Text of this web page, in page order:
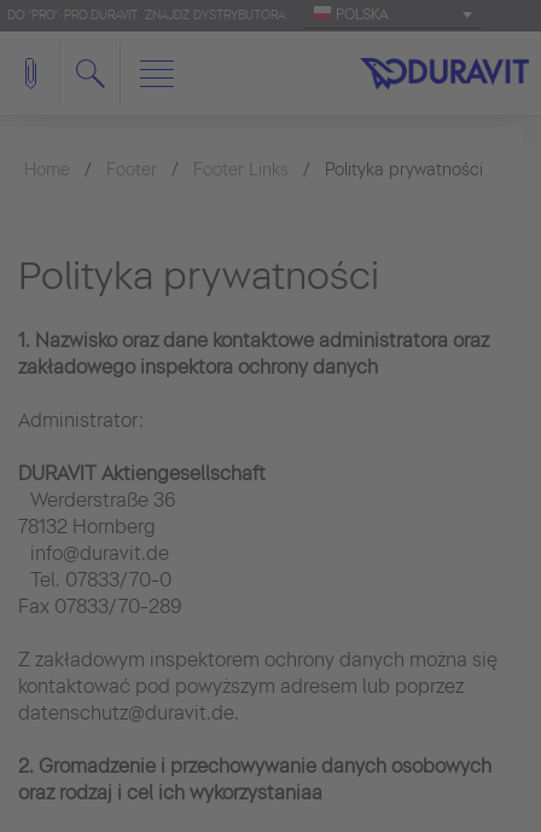
DO 'PRO': PRO.DURAVIT ZNAJDŹ DYSTRYBUTORA POLSKA
Home Footer Footer Links Polityka prywatności
Polityka prywatności
1. Nazwisko oraz dane kontaktowe administratora oraz
zakładowego inspektora ochrony danych
Administrator:
DURAVIT Aktiengesellschaft
Werderstraße 36
78132 Hornberg
info@duravit.de
Tel. 07833/70-0
Fax 07833/70-289
Z zakładowym inspektorem ochrony danych można się
kontaktować pod powyższym adresem lub poprzez
datenschutz@duravit.de.
2. Gromadzenie i przechowywanie danych osobowych
oraz rodzaj i cel ich wykorzystaniaa